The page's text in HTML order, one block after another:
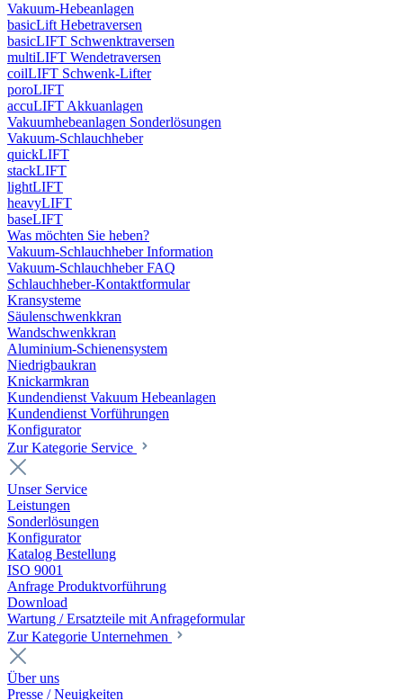
Vakuum-Hebeanlagen
basicLift Hebetraversen
basicLIFT Schwenktraversen
multiLIFT Wendetraversen
coilLIFT Schwenk-Lifter
poroLIFT
accuLIFT Akkuanlagen
Vakuumhebeanlagen Sonderlösungen
Vakuum-Schlauchheber
quickLIFT
stackLIFT
lightLIFT
heavyLIFT
baseLIFT
Was möchten Sie heben?
Vakuum-Schlauchheber Information
Vakuum-Schlauchheber FAQ
Schlauchheber-Kontaktformular
Kransysteme
Säulenschwenkkran
Wandschwenkkran
Aluminium-Schienensystem
Niedrigbaukran
Knickarmkran
Kundendienst Vakuum Hebeanlagen
Kundendienst Vorführungen
Konfigurator
Zur Kategorie Service
Unser Service
Leistungen
Sonderlösungen
Konfigurator
Katalog Bestellung
ISO 9001
Anfrage Produktvorführung
Download
Wartung / Ersatzteile mit Anfrageformular
Zur Kategorie Unternehmen
Über uns
Presse / Neuigkeiten